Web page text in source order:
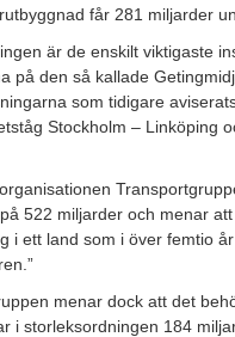
får 281 miljarder
är de enskilt viktigaste
på den så kallade
som tidigare
Stockholm – Linköping
522 miljarder och menar
i ett land som i över femtio
menar dock att det
i storleksordningen 184